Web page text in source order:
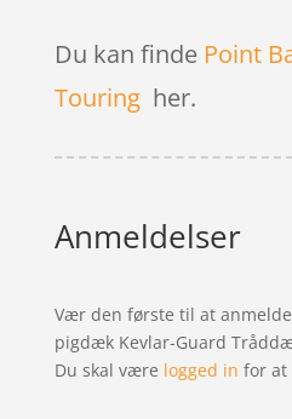
Du kan finde Point
Touringher.
Anmeldelser
Vær den første til at
pigdæk Kevlar-Guard
Du skal være logged in for at